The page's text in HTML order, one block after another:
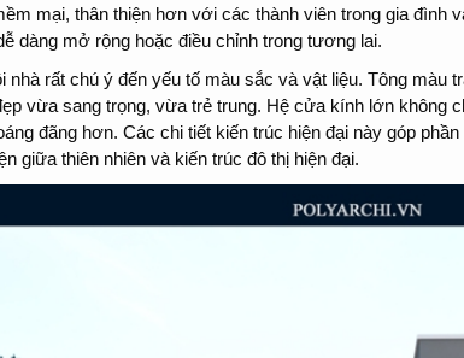
mại, thân thiện hơn với các thành viên trong gia đình
dàng mở rộng hoặc điều chỉnh trong tương lai.
nhà rất chú ý đến yếu tố màu sắc và vật liệu. Tông
vừa sang trọng, vừa trẻ trung. Hệ cửa kính lớn không
đãng hơn. Các chi tiết kiến trúc hiện đại này góp
giữa thiên nhiên và kiến trúc đô thị hiện đại.